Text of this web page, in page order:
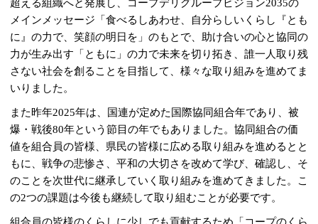
超える組織へと発展し、コープデリグループビジョン2035の
メインメッセージ「食べるしあわせ、自分らしいくらし『とも
に』の力で、笑顔の明日を」のもとで、助け合いの心と協同の
力が生み出す「ともに」の力で未来を切り拓き、誰一人取り残
さない社会を創ることを目指して、様々な取り組みを進めてま
いりました。
また昨年2025年は、国連が定めた国際協同組合年であり、被
爆・戦後80年という節目の年でもありました。協同組合の価
値を組合員の皆様、県民の皆様に広める取り組みを進めるとと
もに、戦争の悲惨さ、平和の大切さを改めて学び、確認し、そ
のことを次世代に継承していく取り組みを進めてきました。こ
の2つの課題は今後も継続して取り組むことが必要です。